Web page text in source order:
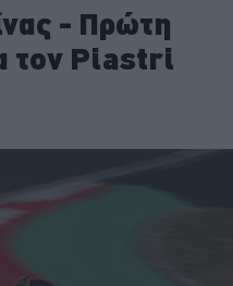
- Πρώτη
τον Piastri